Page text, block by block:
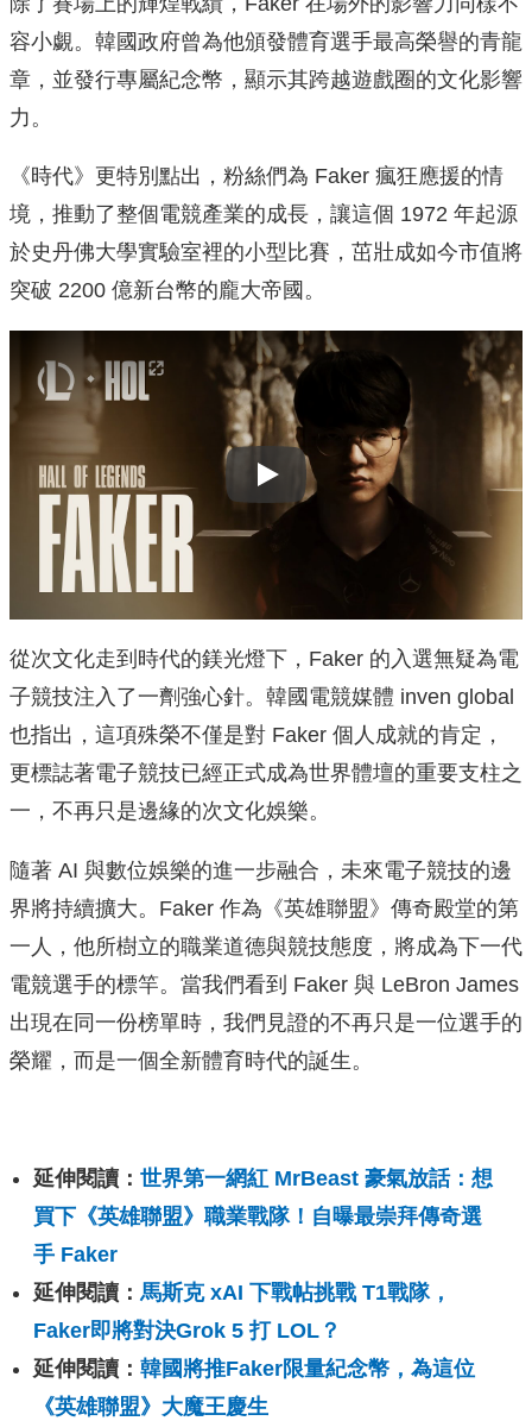
容小覷。韓國政府曾為他頒發體育選手最高榮譽的青龍
章，並發行專屬紀念幣，顯示其跨越遊戲圈的文化影響
力。
《時代》更特別點出，粉絲們為 Faker 瘋狂應援的情
境，推動了整個電競產業的成長，讓這個 1972 年起源
於史丹佛大學實驗室裡的小型比賽，茁壯成如今市值將
突破 2200 億新台幣的龐大帝國。
Play
從次文化走到時代的鎂光燈下，Faker 的入選無疑為電
子競技注入了一劑強心針。韓國電競媒體 inven global
也指出，這項殊榮不僅是對 Faker 個人成就的肯定，
更標誌著電子競技已經正式成為世界體壇的重要支柱之
一，不再只是邊緣的次文化娛樂。
隨著 AI 與數位娛樂的進一步融合，未來電子競技的邊
界將持續擴大。Faker 作為《英雄聯盟》傳奇殿堂的第
一人，他所樹立的職業道德與競技態度，將成為下一代
電競選手的標竿。當我們看到 Faker 與 LeBron James
出現在同一份榜單時，我們見證的不再只是一位選手的
榮耀，而是一個全新體育時代的誕生。
延伸閱讀： 世界第一網紅 MrBeast 豪氣放話：想
買下《英雄聯盟》職業戰隊！自曝最崇拜傳奇選
手 Faker
延伸閱讀： 馬斯克 xAI 下戰帖挑戰 T1戰隊，
Faker即將對決Grok 5 打 LOL？
延伸閱讀： 韓國將推Faker限量紀念幣，為這位
《英雄聯盟》大魔王慶生